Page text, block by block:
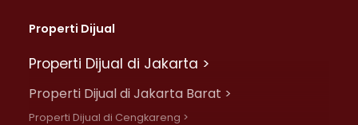
Properti Dijual
Properti Dijual di Jakarta >
Properti Dijual di Jakarta Barat >
Properti Dijual di Cengkareng >